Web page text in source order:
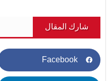
شارك المقال
Facebook